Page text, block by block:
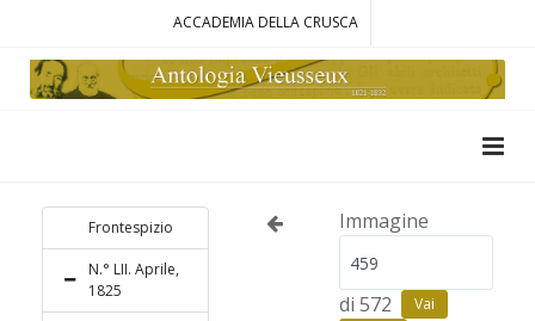
ACCADEMIA DELLA CRUSCA
Frontespizio
N.° LII. Aprile,
1825
Immagine
di 572
Vai